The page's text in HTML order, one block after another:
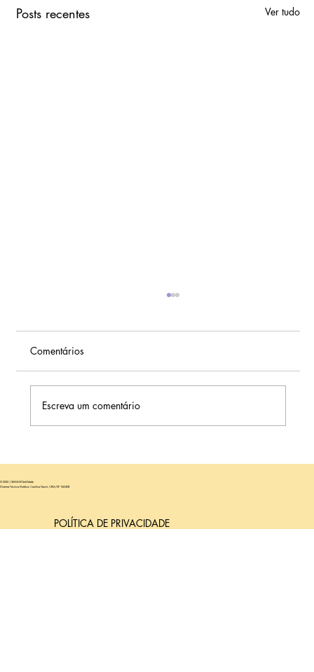
Posts recentes Ver tudo
Comentários
Escreva um comentário
© 2025 | SEMEAR fertilidade
Diretora Técnica Médica: Carolina Nastri, CRM/SP 104.808
POLÍTICA DE PRIVACIDADE